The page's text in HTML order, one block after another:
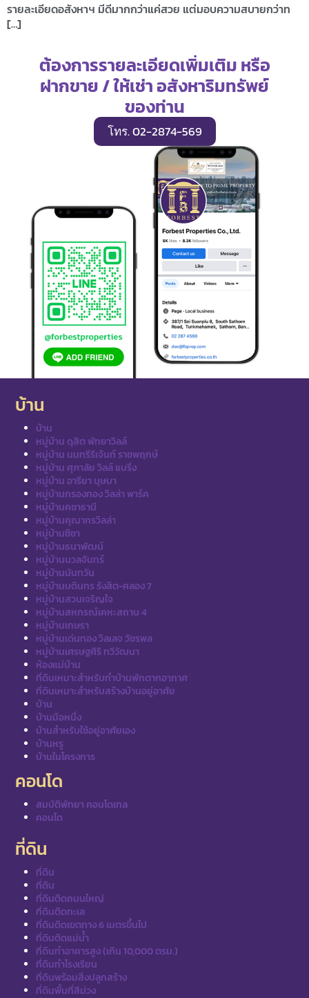
รายละเอียดอสังหาฯ มีดีมากกว่าแค่สวย แต่มอบความสบายกว่าท
[…]
ต้องการรายละเอียดเพิ่มเติม หรือ
ฝากขาย / ให้เช่า อสังหาริมทรัพย์
ของท่าน
โทร. 02-2874-569
บ้าน
บ้าน
หมู่บ้าน ดุสิต พัทยาวิลล์
หมู่บ้าน นนทรีรีเจ้นท์ ราชพฤกษ์
หมู่บ้าน ศุภาลัย วิลล์ แบริ่ง
หมู่บ้าน อารียา บุษบา
หมู่บ้านกรองทอง วิลล่า พาร์ค
หมู่บ้านคชาธานี
หมู่บ้านคุณากรวิลล่า
หมู่บ้านชิชา
หมู่บ้านธนาพัฒน์
หมู่บ้านนวลจันทร์
หมู่บ้านนันทวัน
หมู่บ้านบดินทร รังสิต-คลอง 7
หมู่บ้านสวนเจริญใจ
หมู่บ้านสหกรณ์เคหะสถาน 4
หมู่บ้านเกษรา
หมู่บ้านเด่นทอง วิลเลจ วัชรพล
หมู่บ้านเศรษฐศิริ ทวีวัฒนา
ห้องแม่บ้าน
ที่ดินเหมาะสำหรับทำบ้านพักตากอากาศ
ที่ดินเหมาะสำหรับสร้างบ้านอยู่อาศัย
บ้าน
บ้านมือหนึ่ง
บ้านสำหรับใช้อยู่อาศัยเอง
บ้านหรู
บ้านในโครงการ
คอนโด
สมบัติพัทยา คอนโดเทล
คอนโด
ที่ดิน
ที่ดิน
ที่ดิน
ที่ดินติดถนนใหญ่
ที่ดินติดทะเล
ที่ดินติดเขตทาง 6 เมตรขึ้นไป
ที่ดินติดแม่น้ำ
ที่ดินทำอาคารสูง (เกิน 10,000 ตรม.)
ที่ดินทำโรงเรียน
ที่ดินพร้อมสิ่งปลูกสร้าง
ที่ดินพื้นที่สีม่วง